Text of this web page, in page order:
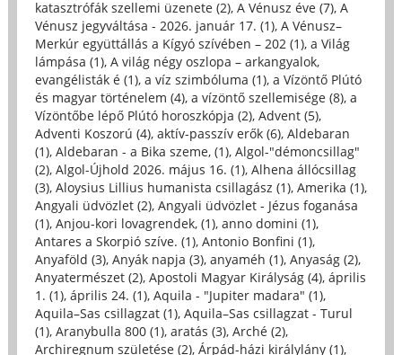
katasztrófák szellemi üzenete (2), A Vénusz éve (7), A
Vénusz jegyváltása - 2026. január 17. (1), A Vénusz–
Merkúr együttállás a Kígyó szívében – 202 (1), a Világ
lámpása (1), A világ négy oszlopa – arkangyalok,
evangélisták é (1), a víz szimbóluma (1), a Vízöntő Plútó
és magyar történelem (4), a vízöntő szellemisége (8), a
Vízöntőbe lépő Plútó horoszkópja (2), Advent (5),
Adventi Koszorú (4), aktív-passzív erők (6), Aldebaran
(1), Aldebaran - a Bika szeme, (1), Algol-"démoncsillag"
(2), Algol-Újhold 2026. május 16. (1), Alhena állócsillag
(3), Aloysius Lillius humanista csillagász (1), Amerika (1),
Angyali üdvözlet (2), Angyali üdvözlet - Jézus foganása
(1), Anjou-kori lovagrendek, (1), anno domini (1),
Antares a Skorpió szíve. (1), Antonio Bonfini (1),
Anyaföld (3), Anyák napja (3), anyaméh (1), Anyaság (2),
Anyatermészet (2), Apostoli Magyar Királyság (4), április
1. (1), április 24. (1), Aquila - "Jupiter madara" (1),
Aquila–Sas csillagzat (1), Aquila–Sas csillagzat - Turul
(1), Aranybulla 800 (1), aratás (3), Arché (2),
Archiregnum születése (2), Árpád-házi királylány (1),